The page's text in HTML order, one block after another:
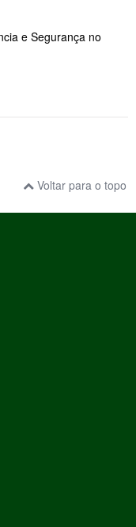
e Segurança no
Voltar para o topo